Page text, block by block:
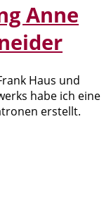
Anne
Haus und
habe ich eine
erstellt.